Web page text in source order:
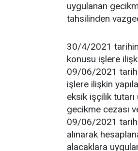
uygulanan
tahsilinden
30/4/2021
konusu işlere
09/06/2021
işlere ilişkin
eksik işçilik
gecikme cezası
09/06/2021
alınarak
alacaklara